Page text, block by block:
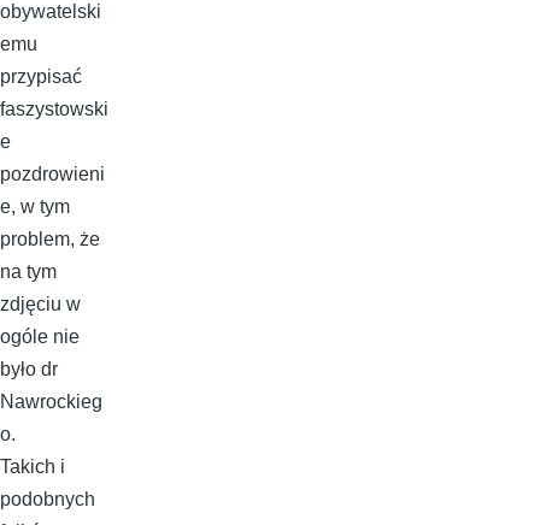
obywatelski
emu
przypisać
faszystowski
e
pozdrowieni
e, w tym
problem, że
na tym
zdjęciu w
ogóle nie
było dr
Nawrockieg
o.
Takich i
podobnych